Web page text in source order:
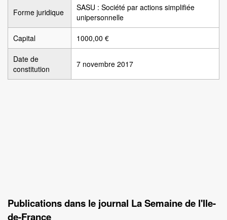
Forme juridique
SASU : Société par actions simplifiée
unipersonnelle
Capital 1000,00 €
Date de
constitution
7 novembre 2017
Publications dans le journal La Semaine de l'Ile-
de-France